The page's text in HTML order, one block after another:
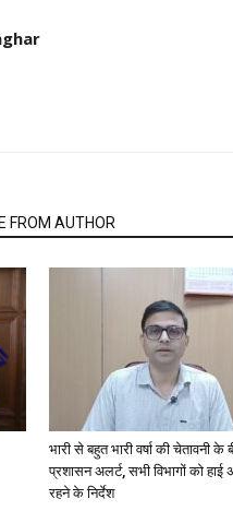
FROM AUTHOR
भारी से बहुत भारी वर्षा की चेतावनी के
प्रशासन अलर्ट, सभी विभागों को हाई
रहने के निर्देश